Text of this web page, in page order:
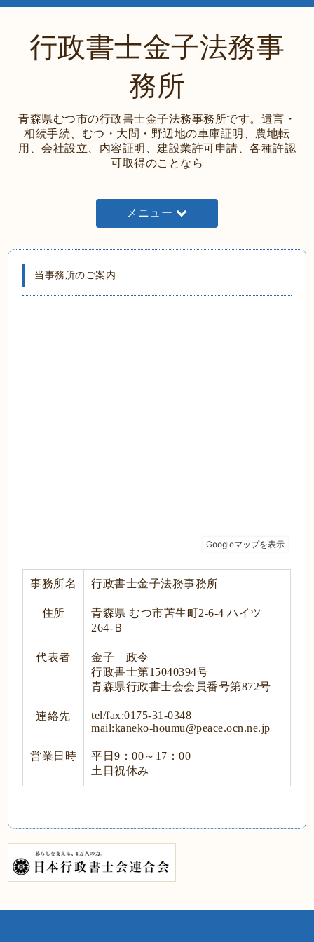
行政書士金子法務事
務所
青森県むつ市の行政書士金子法務事務所です。遺言・
相続手続、むつ・大間・野辺地の車庫証明、農地転
用、会社設立、内容証明、建設業許可申請、各種許認
可取得のことなら
メニュー
当事務所のご案内
事務所名 行政書士金子法務事務所
住所
青森県 むつ市苫生町2-6-4 ハイツ
264-Ｂ
代表者
金子 政令
行政書士第15040394号
青森県行政書士会会員番号第872号
連絡先
tel/fax:0175-31-0348
mail:kaneko-houmu@peace.ocn.ne.jp
営業日時
平日9：00～17：00
土日祝休み